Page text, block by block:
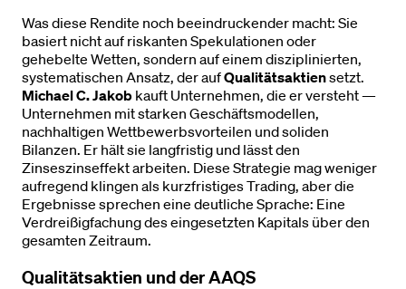
Was diese Rendite noch beeindruckender macht: Sie
basiert nicht auf riskanten Spekulationen oder
gehebelte Wetten, sondern auf einem disziplinierten,
systematischen Ansatz, der aufQualitätsaktiensetzt.
Michael C. Jakob kauft Unternehmen, die er versteht —
Unternehmen mit starken Geschäftsmodellen,
nachhaltigen Wettbewerbsvorteilen und soliden
Bilanzen. Er hält sie langfristig und lässt den
Zinseszinseffekt arbeiten. Diese Strategie mag weniger
aufregend klingen als kurzfristiges Trading, aber die
Ergebnisse sprechen eine deutliche Sprache: Eine
Verdreißigfachung des eingesetzten Kapitals über den
gesamten Zeitraum.
Qualitätsaktien und der AAQS